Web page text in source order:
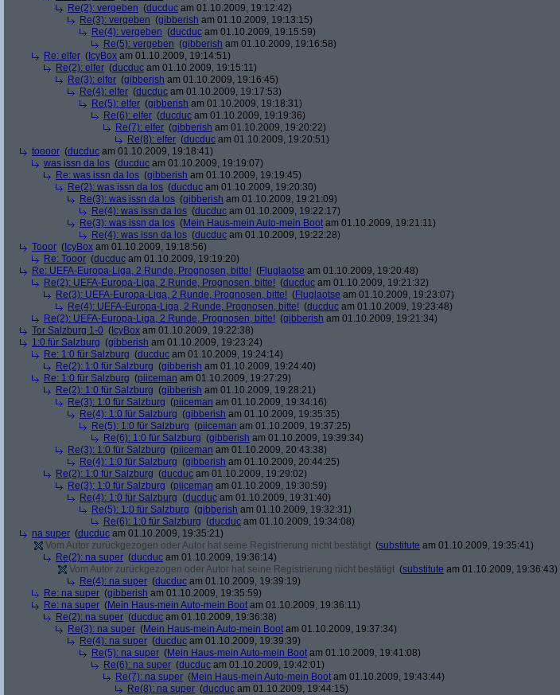
Re(2): vergeben (ducduc am 01.10.2009, 19:12:42)
Re(3): vergeben (gibberish am 01.10.2009, 19:13:15)
Re(4): vergeben (ducduc am 01.10.2009, 19:15:59)
Re(5): vergeben (gibberish am 01.10.2009, 19:16:58)
Re: elfer ( IcyBox am 01.10.2009, 19:14:51)
Re(2): elfer (ducduc am 01.10.2009, 19:15:11)
Re(3): elfer (gibberish am 01.10.2009, 19:16:45)
Re(4): elfer (ducduc am 01.10.2009, 19:17:53)
Re(5): elfer (gibberish am 01.10.2009, 19:18:31)
Re(6): elfer (ducduc am 01.10.2009, 19:19:36)
Re(7): elfer (gibberish am 01.10.2009, 19:20:22)
Re(8): elfer (ducduc am 01.10.2009, 19:20:51)
toooor (ducduc am 01.10.2009, 19:18:41)
was issn da los (ducduc am 01.10.2009, 19:19:07)
Re: was issn da los (gibberish am 01.10.2009, 19:19:45)
Re(2): was issn da los (ducduc am 01.10.2009, 19:20:30)
Re(3): was issn da los (gibberish am 01.10.2009, 19:21:09)
Re(4): was issn da los (ducduc am 01.10.2009, 19:22:17)
Re(3): was issn da los (Mein Haus-mein Auto-mein Boot am 01.10.2009, 19:21:11)
Re(4): was issn da los (ducduc am 01.10.2009, 19:22:28)
Tooor ( IcyBox am 01.10.2009, 19:18:56)
Re: Tooor (ducduc am 01.10.2009, 19:19:20)
Re: UEFA-Europa-Liga, 2 Runde, Prognosen, bitte! (Fluglaotse am 01.10.2009, 19:20:48)
Re(2): UEFA-Europa-Liga, 2 Runde, Prognosen, bitte! (ducduc am 01.10.2009, 19:21:32)
Re(3): UEFA-Europa-Liga, 2 Runde, Prognosen, bitte! (Fluglaotse am 01.10.2009, 19:23:07)
Re(4): UEFA-Europa-Liga, 2 Runde, Prognosen, bitte! (ducduc am 01.10.2009, 19:23:48)
Re(2): UEFA-Europa-Liga, 2 Runde, Prognosen, bitte! (gibberish am 01.10.2009, 19:21:34)
Tor Salzburg 1-0 ( IcyBox am 01.10.2009, 19:22:38)
1:0 für Salzburg (gibberish am 01.10.2009, 19:23:24)
Re: 1:0 für Salzburg (ducduc am 01.10.2009, 19:24:14)
Re(2): 1:0 für Salzburg (gibberish am 01.10.2009, 19:24:40)
Re: 1:0 für Salzburg (piiceman am 01.10.2009, 19:27:29)
Re(2): 1:0 für Salzburg (gibberish am 01.10.2009, 19:28:21)
Re(3): 1:0 für Salzburg (piiceman am 01.10.2009, 19:34:16)
Re(4): 1:0 für Salzburg (gibberish am 01.10.2009, 19:35:35)
Re(5): 1:0 für Salzburg (piiceman am 01.10.2009, 19:37:25)
Re(6): 1:0 für Salzburg (gibberish am 01.10.2009, 19:39:34)
Re(3): 1:0 für Salzburg (piiceman am 01.10.2009, 20:43:38)
Re(4): 1:0 für Salzburg (gibberish am 01.10.2009, 20:44:25)
Re(2): 1:0 für Salzburg (ducduc am 01.10.2009, 19:29:02)
Re(3): 1:0 für Salzburg (piiceman am 01.10.2009, 19:30:59)
Re(4): 1:0 für Salzburg (ducduc am 01.10.2009, 19:31:40)
Re(5): 1:0 für Salzburg (gibberish am 01.10.2009, 19:32:31)
Re(6): 1:0 für Salzburg (ducduc am 01.10.2009, 19:34:08)
na super (ducduc am 01.10.2009, 19:35:21)
Vom Autor zurückgezogen oder Autor hat seine Registrierung nicht bestätigt (substitute am 01.10.2009, 19:35:41)
Re(2): na super (ducduc am 01.10.2009, 19:36:14)
Vom Autor zurückgezogen oder Autor hat seine Registrierung nicht bestätigt (substitute am 01.10.2009, 19:36:43)
Re(4): na super (ducduc am 01.10.2009, 19:39:19)
Re: na super (gibberish am 01.10.2009, 19:35:59)
Re: na super (Mein Haus-mein Auto-mein Boot am 01.10.2009, 19:36:11)
Re(2): na super (ducduc am 01.10.2009, 19:36:38)
Re(3): na super (Mein Haus-mein Auto-mein Boot am 01.10.2009, 19:37:34)
Re(4): na super (ducduc am 01.10.2009, 19:39:39)
Re(5): na super (Mein Haus-mein Auto-mein Boot am 01.10.2009, 19:41:08)
Re(6): na super (ducduc am 01.10.2009, 19:42:01)
Re(7): na super (Mein Haus-mein Auto-mein Boot am 01.10.2009, 19:43:44)
Re(8): na super (ducduc am 01.10.2009, 19:44:15)